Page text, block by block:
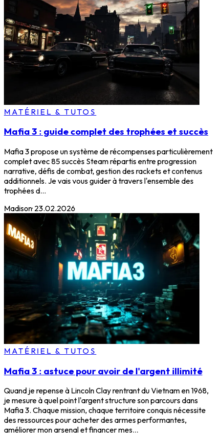
MATÉRIEL & TUTOS
Mafia 3 : guide complet des trophées et succès
Mafia 3 propose un système de récompenses particulièrement
complet avec 85 succès Steam répartis entre progression
narrative, défis de combat, gestion des rackets et contenus
additionnels. Je vais vous guider à travers l'ensemble des
trophées d...
Madison· 23.02.2026
MATÉRIEL & TUTOS
Mafia 3 : astuce pour avoir de l'argent illimité
Quand je repense à Lincoln Clay rentrant du Vietnam en 1968,
je mesure à quel point l'argent structure son parcours dans
Mafia 3. Chaque mission, chaque territoire conquis nécessite
des ressources pour acheter des armes performantes,
améliorer mon arsenal et financer mes...